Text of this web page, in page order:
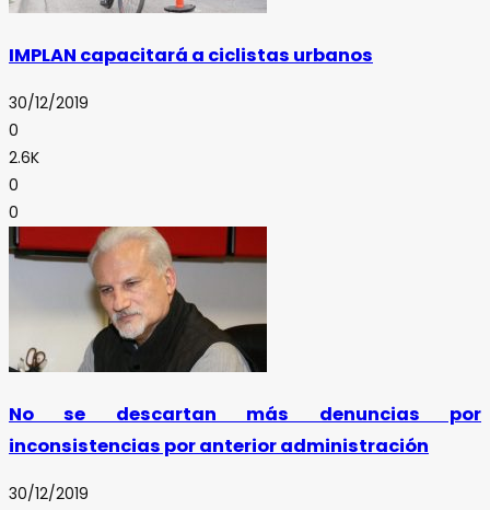
IMPLAN capacitará a ciclistas urbanos
30/12/2019
0
2.6K
0
0
No se descartan más denuncias por
inconsistencias por anterior administración
30/12/2019